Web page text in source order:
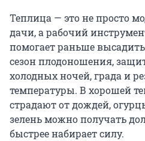
Теплица — это не просто
дачи, а рабочий
помогает раньше
сезон плодоношения,
холодных ночей, града и
температуры. В хорошей
страдают от дождей,
зелень можно получать
быстрее набирает силу.